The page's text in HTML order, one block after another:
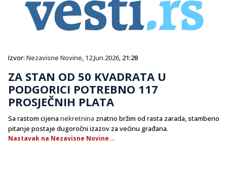
Izvor: Nezavisne Novine, 12.Jun.2026, 21:28
ZA STAN OD 50 KVADRATA U
PODGORICI POTREBNO 117
PROSJEČNIH PLATA
Sa rastom cijena nekretnina znatno bržim od rasta zarada, stambeno
pitanje postaje dugoročni izazov za većinu građana.
Nastavak na Nezavisne Novine...